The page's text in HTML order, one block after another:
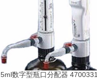
5ml数字型瓶口分配器 4700331